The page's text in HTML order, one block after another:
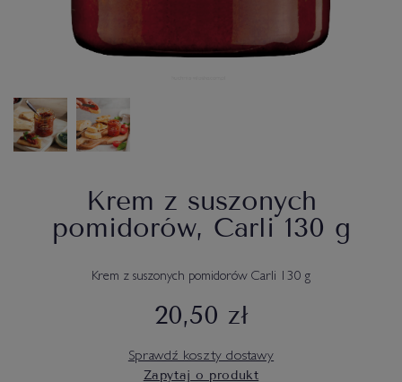
Krem z suszonych
pomidorów, Carli 130 g
Krem z suszonych pomidorów Carli 130 g
20,50 zł
Sprawdź koszty dostawy
Zapytaj o produkt